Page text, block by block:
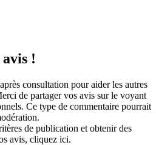
!
consultation pour aider les autres
de partager vos avis sur le voyant
Ce type de commentaire pourrait
de publication et obtenir des
avis, cliquez ici.